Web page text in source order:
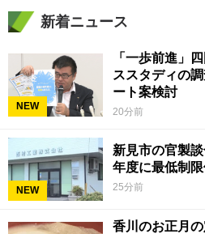
新着ニュース
NEW
「一歩前進」
ススタディの
ート案検討
20分前
NEW
新見市の官製
年度に最低制
25分前
香川のお正月